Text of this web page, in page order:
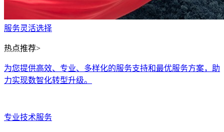
服务灵活选择
热点推荐>
为您提供高效、专业、多样化的服务支持和最优服务方案，助
力实现数智化转型升级。
专业技术服务